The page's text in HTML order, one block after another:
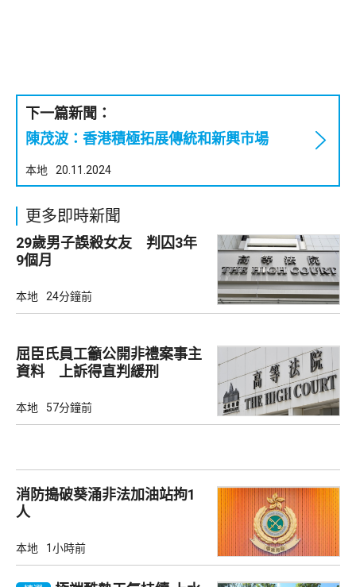
下一篇新聞：
陳茂波：香港積極拓展傳統和新興市場
本地 20.11.2024
更多即時新聞
29歲男子誤殺女友 判囚3年
9個月
本地 24分鐘前
屈臣氏員工籲公開非禮案事主
資料 上訴得直判緩刑
本地 57分鐘前
消防搗破葵涌非法加油站拘1
人
本地 1小時前